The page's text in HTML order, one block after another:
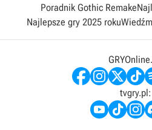
Poradnik Gothic Remake
Najlepsze gry 2025 roku
tvgry.pl: